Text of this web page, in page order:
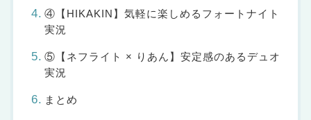
④【HIKAKIN】気軽に楽しめるフォートナイト
実況
⑤【ネフライト × りあん】安定感のあるデュオ
実況
まとめ